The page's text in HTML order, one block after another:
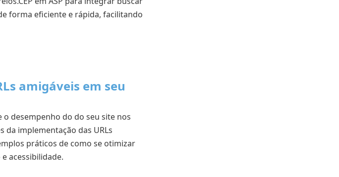
forma eficiente e rápida, facilitando
amigáveis em seu
desempenho do do seu site nos
da implementação das URLs
práticos de como se otimizar
acessibilidade.